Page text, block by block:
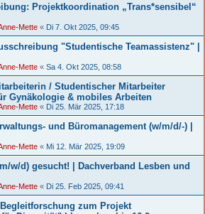
Projektkoordination „Trans*sensibel“
Mette « Di 7. Okt 2025, 09:45
"Studentische Teamassistenz" |
Mette « Sa 4. Okt 2025, 08:58
/ Studentischer Mitarbeiter
Gynäkologie & mobiles Arbeiten
Mette « Di 25. Mär 2025, 17:18
und Büromanagement (w/m/d/-) |
Mette « Mi 12. Mär 2025, 19:09
w/d) gesucht! | Dachverband Lesben und
Mette « Di 25. Feb 2025, 09:41
zum Projekt